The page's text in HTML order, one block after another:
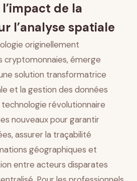
décentralisée entre
des données
et limitations pratiques
de la
l’analyse spatiale
originellement
cryptomonnaies, émerge
solution transformatrice
et la gestion des données
révolutionnaire
nouveaux pour garantir
assurer la traçabilité
géographiques et
entre acteurs disparates